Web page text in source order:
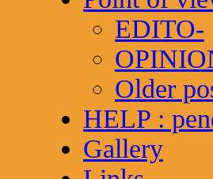
EDITO-
Older
HELP :
Gallery